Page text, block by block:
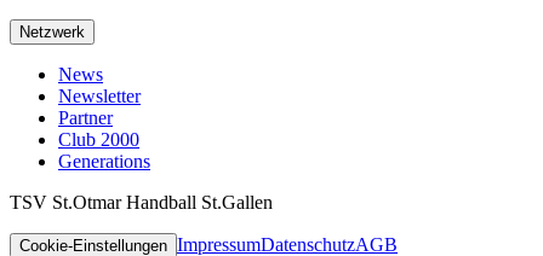
Netzwerk
News
Newsletter
Partner
Club 2000
Generations
TSV St.Otmar Handball St.Gallen
Cookie-Einstellungen ImpressumDatenschutzAGB